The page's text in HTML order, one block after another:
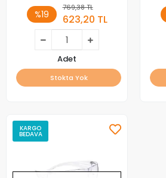
%19
769,38 TL
623,20 TL
Adet
Stokta Yok
KARGO
BEDAVA